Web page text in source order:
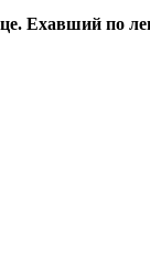
Ехавший по